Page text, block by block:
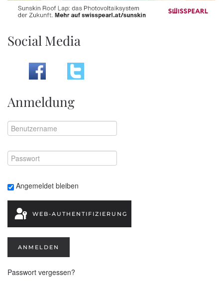
Social Media
Anmeldung
Angemeldet bleiben
WEB-AUTHENTIFIZIERUNG
ANMELDEN
Passwort vergessen?